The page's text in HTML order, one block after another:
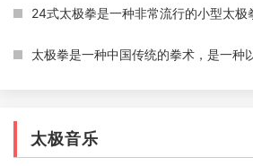
24式太极拳是一种非常流行的小型太极拳套路，它由国家体育总局制定，并于1956年正式发布。太极拳以其温和、柔
太极拳是一种中国传统的拳术，是一种以身法、气功、拳法为基础的武术，太极拳功能作用非常多，可以帮助人们改
太极音乐